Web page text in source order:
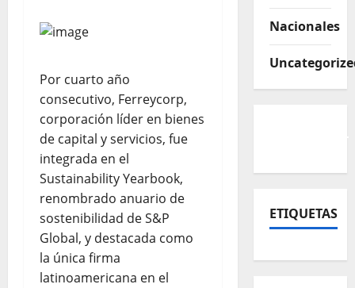
Por cuarto año
consecutivo, Ferreycorp,
corporación líder en bienes
de capital y servicios, fue
integrada en el
Sustainability Yearbook,
renombrado anuario de
sostenibilidad de S&P
Global, y destacada como
la única firma
latinoamericana en el
Nacionales
ETIQUETAS